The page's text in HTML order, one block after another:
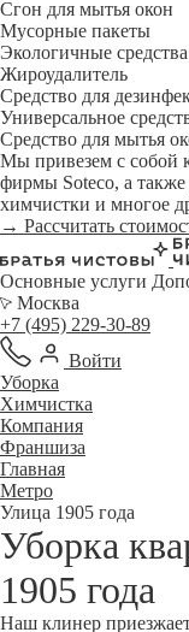
Сгон для мытья окон
Мусорные пакеты
Экологичные
Жироудалитель
Средство для
Универсальное
Средство для мытья
Мы привезем с собой
фирмы Soteco, а также
химчистки и
→ Рассчитать
Основные услуги
Москва
+7 (495) 229-30-89
Войти
Уборка
Химчистка
Компания
Франшиза
Главная
Метро
Улица 1905 года
Уборка
1905 года
Наш клинер